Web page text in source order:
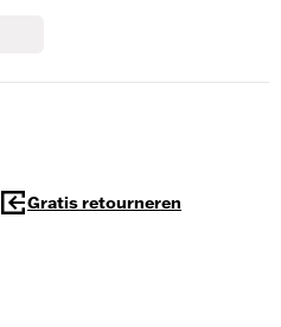
Gratis retourneren